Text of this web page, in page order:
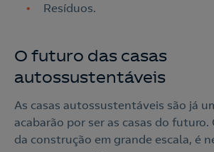
Resíduos.
O futuro das casas
autossustentáveis
As casas autossustentáveis são já
acabarão por ser as casas do futuro.
da construção em grande escala, é